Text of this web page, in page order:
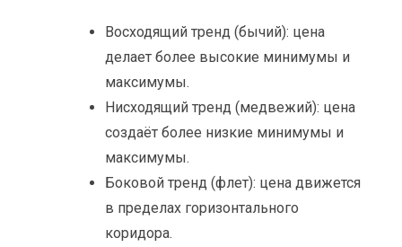
Восходящий тренд (бычий): цена
делает более высокие минимумы и
максимумы.
Нисходящий тренд (медвежий): цена
создаёт более низкие минимумы и
максимумы.
Боковой тренд (флет): цена движется
в пределах горизонтального
коридора.